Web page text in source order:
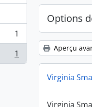
1
1
Options
Aperçu
Virginia
Virginia